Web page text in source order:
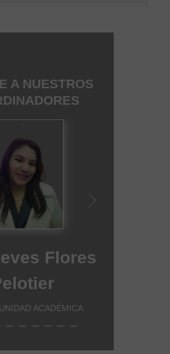
A NUESTROS
Flores
ACADÉMICA